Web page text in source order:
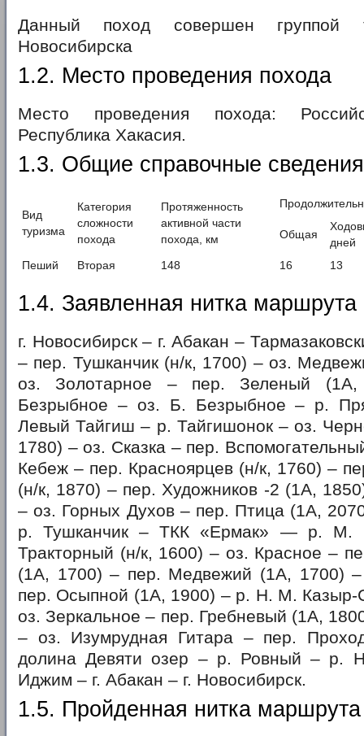
Данный поход совершен группой
Новосибирска
1.2. Место проведения похода
Место проведения похода:
Республика Хакасия.
1.3. Общие справочные
Вид
туризма
Категория
сложности
похода
Протяженность
активной части
похода, км
Общая
дней
Пеший
Вторая 148 16 13
1.4. Заявленная нитка маршрута
г. Новосибирск – г. Абакан –
– пер. Тушканчик (н/к, 1700) – оз.
оз. Золотарное – пер. Зеленый
Безрыбное – оз. Б. Безрыбное – р.
Левый Тайгиш – р. Тайгишонок – оз.
1780) – оз. Сказка – пер.
Кебеж – пер. Красноярцев (н/к, 1760) –
(н/к, 1870) – пер. Художников -2 (1А,
– оз. Горных Духов – пер. Птица (1А,
р. Тушканчик – ТКК «Ермак» — р. М.
Тракторный (н/к, 1600) – оз. Красное –
(1А, 1700) – пер. Медвежий (1А, 1700) –
пер. Осыпной (1А, 1900) – р. Н. М. Казыр-
оз. Зеркальное – пер. Гребневый (1А,
– оз. Изумрудная Гитара – пер.
долина Девяти озер – р. Ровный – р.
Иджим – г. Абакан – г. Новосибирск.
1.5. Пройденная нитка маршрута